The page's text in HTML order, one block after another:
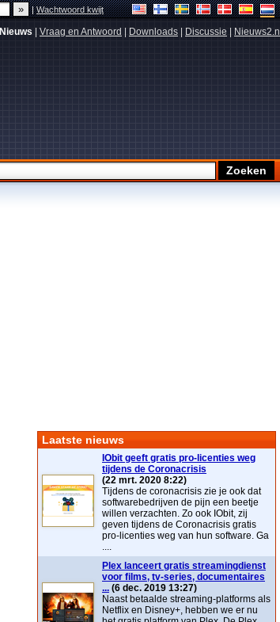
|Wachtwoord kwijt
Nieuws Vraag en Antwoord Downloads Discussie Nieuws2.nl
Laatste nieuws
IObit geeft gratis pro-licenties weg
tijdens de Coronacrisis
(22 mrt. 2020 8:22)
Tijdens de coronacrisis zie je ook dat
softwarebedrijven de pijn een beetje
willen verzachten. Zo ook IObit, zij
geven tijdens de Coronacrisis gratis
pro-licenties weg van hun software. Ga
....
Plex lanceert gratis streamingdienst
voor films, tv-series, documentaires
... (6 dec. 2019 13:27)
Naast betaalde streaming-platforms als
Netflix en Disney+, hebben we er nu